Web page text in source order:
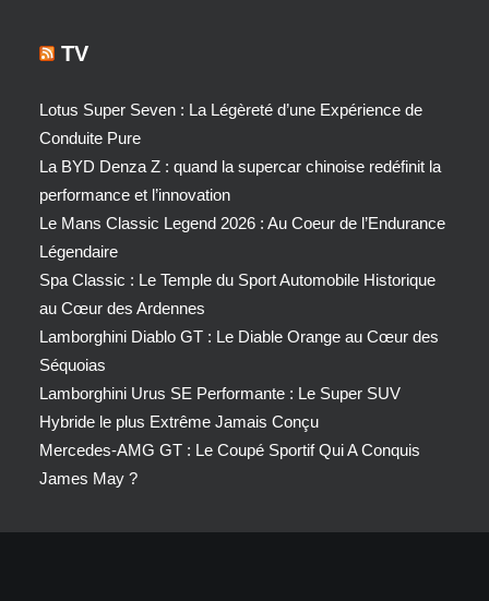
TV
Lotus Super Seven : La Légèreté d’une Expérience de
Conduite Pure
La BYD Denza Z : quand la supercar chinoise redéfinit la
performance et l’innovation
Le Mans Classic Legend 2026 : Au Coeur de l’Endurance
Légendaire
Spa Classic : Le Temple du Sport Automobile Historique
au Cœur des Ardennes
Lamborghini Diablo GT : Le Diable Orange au Cœur des
Séquoias
Lamborghini Urus SE Performante : Le Super SUV
Hybride le plus Extrême Jamais Conçu
Mercedes-AMG GT : Le Coupé Sportif Qui A Conquis
James May ?